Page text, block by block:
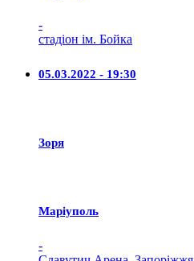
-
стадіон ім. Бойка
05.03.2022 - 19:30
Зоря
Маріуполь
-